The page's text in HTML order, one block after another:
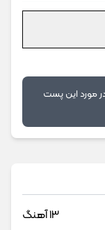
مورد این پست
13 آهنگ